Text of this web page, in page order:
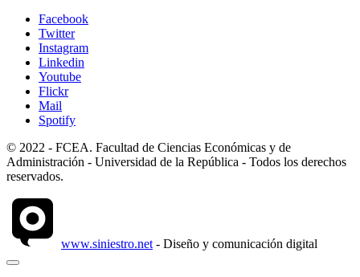
Facebook
Twitter
Instagram
Linkedin
Youtube
Flickr
Mail
Spotify
© 2022 - FCEA. Facultad de Ciencias Económicas y de
Administración - Universidad de la República - Todos los derechos
reservados.
www.siniestro.net - Diseño y comunicación digital